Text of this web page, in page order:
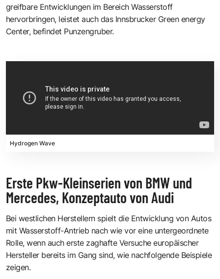
greifbare Entwicklungen im Bereich Wasserstoff
hervorbringen, leistet auch das Innsbrucker Green energy
Center, befindet Punzengruber.
Hydrogen Wave
Erste Pkw-Kleinserien von BMW und
Mercedes, Konzeptauto von Audi
Bei westlichen Herstellern spielt die Entwicklung von Autos
mit Wasserstoff-Antrieb nach wie vor eine untergeordnete
Rolle, wenn auch erste zaghafte Versuche europäischer
Hersteller bereits im Gang sind, wie nachfolgende Beispiele
zeigen.